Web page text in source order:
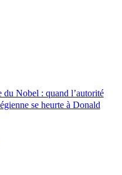
du Nobel : quand l’autorité
se heurte à Donald